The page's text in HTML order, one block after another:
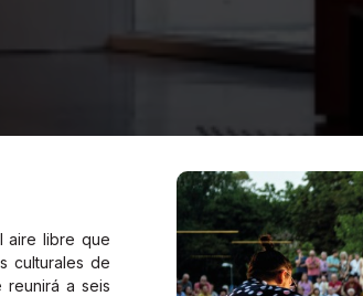
aire libre que
culturales de
reunirá a seis